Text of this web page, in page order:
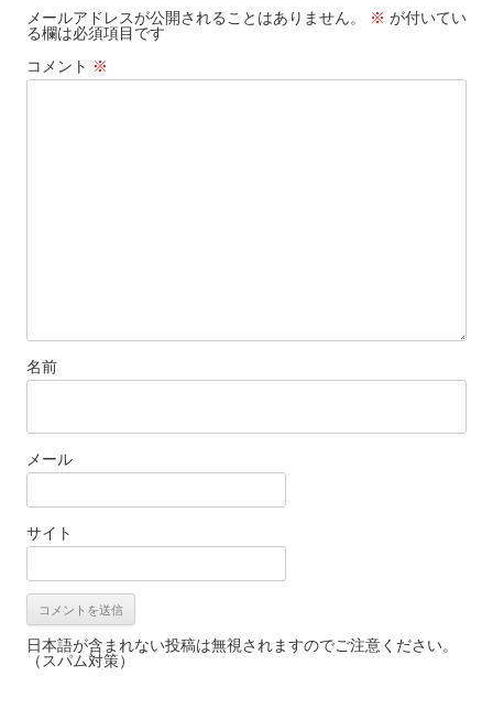
シ
ョ
ン
メールアドレスが公開されることはありません。 ※ が付いてい
る欄は必須項目です
コメント ※
名前
メール
サイト
日本語が含まれない投稿は無視されますのでご注意ください。
（スパム対策）